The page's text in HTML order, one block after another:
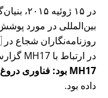
در ۱۵
بین‌المللی در مورد
در ارتباط با MH17
MH17 بود: فناوری دروغ وزارت هند را افشا کرد
داده بود.